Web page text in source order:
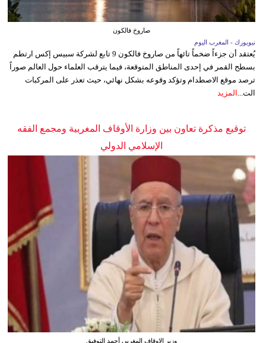
صاروخ فالكون
نيويورك - المغرب اليوم
يُعتقد أن جزءاً ضخماً تائهاً من صاروخ فالكون 9 تابع لشركة سبيس إكس ارتطم
بسطح القمر في إحدى المناطق المتوقعة، فيما يترقب العلماء حول العالم صوراً
ترصد موقع الاصطدام وتؤكد وقوعه بشكل نهائي، حيث تعذر على المركبات
الت... المزيد
توقيع مذكرة تعاون بين وزارة الأوقاف المغربية ومجمع الفقه
الإسلامي الدولي
وزير الاوقاف المغربي أحمد التوفيق